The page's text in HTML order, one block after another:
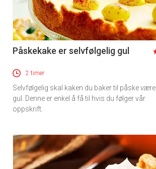
Påskekake er selvfølgelig gul
2 timer
Selvfølgelig skal kaken du baker til påske være
gul. Denne er enkel å få til hvis du følger vår
oppskrift.